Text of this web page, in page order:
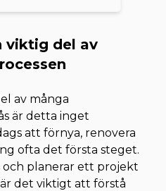
viktig del av
av många
är detta inget
att förnya, renovera
ofta det första steget.
och planerar ett projekt
det viktigt att förstå